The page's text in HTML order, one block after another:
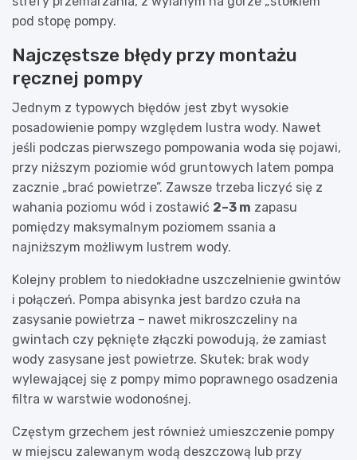
pod stopę pompy.
Najczęstsze błędy przy montażu
ręcznej pompy
Jednym z typowych błędów jest zbyt wysokie
posadowienie pompy względem lustra wody. Nawet
jeśli podczas pierwszego pompowania woda się pojawi,
przy niższym poziomie wód gruntowych latem pompa
zacznie „brać powietrze”. Zawsze trzeba liczyć się z
wahania poziomu wód i zostawić 2–3 m zapasu
pomiędzy maksymalnym poziomem ssania a
najniższym możliwym lustrem wody.
Kolejny problem to niedokładne uszczelnienie gwintów
i połączeń. Pompa abisynka jest bardzo czuła na
zasysanie powietrza – nawet mikroszczeliny na
gwintach czy pęknięte złączki powodują, że zamiast
wody zasysane jest powietrze. Skutek: brak wody
wylewającej się z pompy mimo poprawnego osadzenia
filtra w warstwie wodonośnej.
Częstym grzechem jest również umieszczenie pompy
w miejscu zalewanym wodą deszczową lub przy